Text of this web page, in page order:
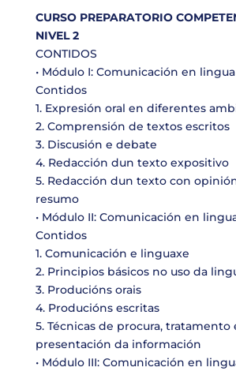
CURSO PREPARATORIO
NIVEL 2
CONTIDOS
• Módulo I: Comunicación en
Contidos
1. Expresión oral en diferentes
2. Comprensión de textos escritos
3. Discusión e debate
4. Redacción dun texto expositivo
5. Redacción dun texto con
resumo
• Módulo II: Comunicación en
Contidos
1. Comunicación e linguaxe
2. Principios básicos no uso da
3. Producións orais
4. Producións escritas
5. Técnicas de procura, tratamento
presentación da información
• Módulo III: Comunicación en